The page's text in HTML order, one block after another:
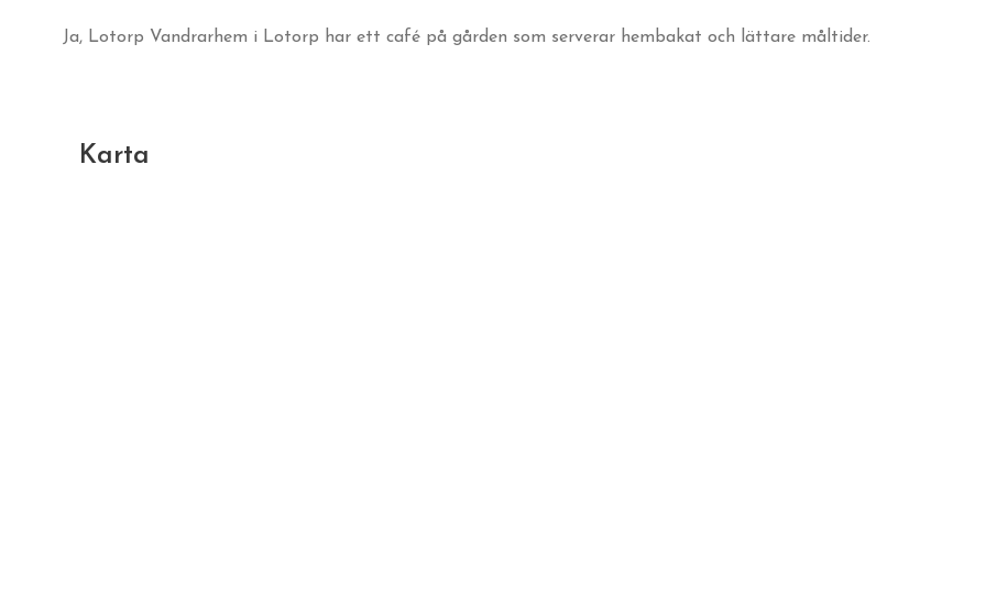
Ja, Lotorp Vandrarhem i Lotorp har ett café på gården som serverar hembakat och lättare måltider.
Karta